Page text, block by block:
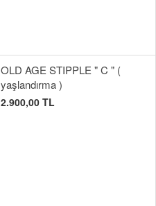
OLD AGE STIPPLE " C " (
yaşlandırma )
2.900,00 TL